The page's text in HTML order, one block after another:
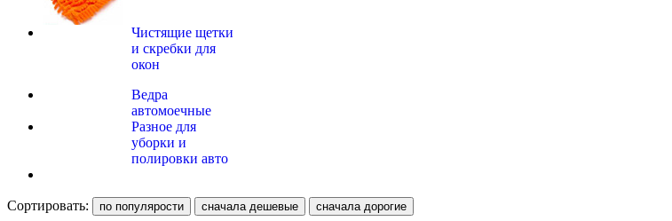
Чистящие щетки
и скребки для
окон
Ведра
автомоечные
Разное для
уборки и
полировки авто
Сортировать: